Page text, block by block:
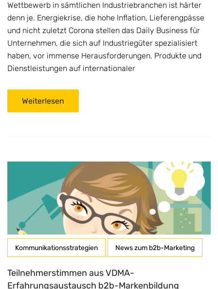
Wettbewerb in sämtlichen Industriebranchen ist härter
denn je. Energiekrise, die hohe Inflation, Lieferengpässe
und nicht zuletzt Corona stellen das Daily Business für
Unternehmen, die sich auf Industriegüter spezialisiert
haben, vor immense Herausforderungen. Produkte und
Dienstleistungen auf internationaler
Weiterlesen
Kommunikationsstrategien News zum b2b-Marketing
Teilnehmerstimmen aus VDMA-
Erfahrungsaustausch b2b-Markenbildung